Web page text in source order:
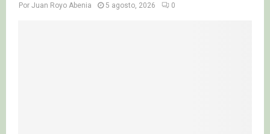
Por Juan Royo Abenia 5 agosto, 2026 0